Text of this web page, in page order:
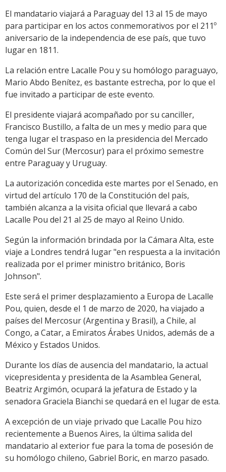
El mandatario viajará a Paraguay del 13 al 15 de mayo
para participar en los actos conmemorativos por el 211º
aniversario de la independencia de ese país, que tuvo
lugar en 1811.
La relación entre Lacalle Pou y su homólogo paraguayo,
Mario Abdo Benítez, es bastante estrecha, por lo que el
fue invitado a participar de este evento.
El presidente viajará acompañado por su canciller,
Francisco Bustillo, a falta de un mes y medio para que
tenga lugar el traspaso en la presidencia del Mercado
Común del Sur (Mercosur) para el próximo semestre
entre Paraguay y Uruguay.
La autorización concedida este martes por el Senado, en
virtud del artículo 170 de la Constitución del país,
también alcanza a la visita oficial que llevará a cabo
Lacalle Pou del 21 al 25 de mayo al Reino Unido.
Según la información brindada por la Cámara Alta, este
viaje a Londres tendrá lugar "en respuesta a la invitación
realizada por el primer ministro británico, Boris
Johnson".
Este será el primer desplazamiento a Europa de Lacalle
Pou, quien, desde el 1 de marzo de 2020, ha viajado a
países del Mercosur (Argentina y Brasil), a Chile, al
Congo, a Catar, a Emiratos Árabes Unidos, además de a
México y Estados Unidos.
Durante los días de ausencia del mandatario, la actual
vicepresidenta y presidenta de la Asamblea General,
Beatriz Argimón, ocupará la jefatura de Estado y la
senadora Graciela Bianchi se quedará en el lugar de esta.
A excepción de un viaje privado que Lacalle Pou hizo
recientemente a Buenos Aires, la última salida del
mandatario al exterior fue para la toma de posesión de
su homólogo chileno, Gabriel Boric, en marzo pasado.